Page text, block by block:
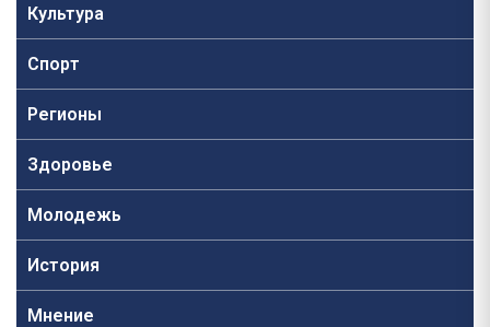
Культура
Спорт
Регионы
Здоровье
Молодежь
История
Мнение